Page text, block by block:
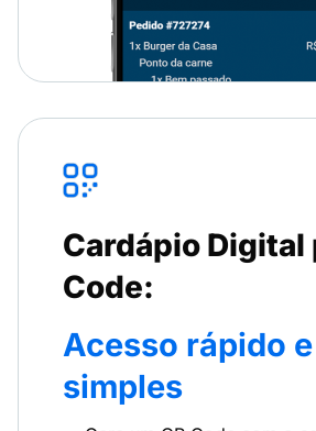
Cardápio Digital
Code:
Acesso rápido e
simples